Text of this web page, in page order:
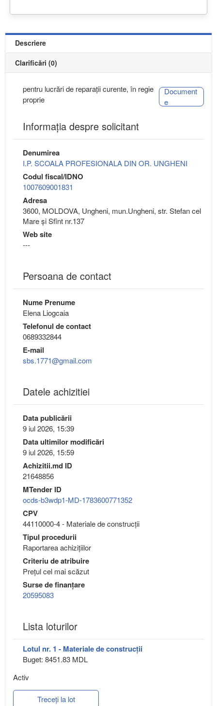
Descriere
Clarificări (0)
pentru lucrări de reparații curente, în regie
proprie
Document
e
Informaţia despre solicitant
Denumirea
I.P. SCOALA PROFESIONALA DIN OR. UNGHENI
Codul fiscal/IDNO
1007609001831
Adresa
3600, MOLDOVA, Ungheni, mun.Ungheni, str. Stefan cel
Mare și Sfînt nr.137
Web site
---
Persoana de contact
Nume Prenume
Elena Liogcaia
Telefonul de contact
0689332844
E-mail
sbs.1771@gmail.com
Datele achizitiei
Data publicării
9 iul 2026, 15:39
Data ultimilor modificări
9 iul 2026, 15:59
Achizitii.md ID
21648856
MTender ID
ocds-b3wdp1-MD-1783600771352
CPV
44110000-4 - Materiale de construcţii
Tipul procedurii
Raportarea achizițiilor
Criteriu de atribuire
Preţul cel mai scăzut
Surse de finanțare
20595083
Lista loturilor
Lotul nr. 1 - Materiale de construcții
Buget: 8451.83 MDL
Activ
Treceți la lot